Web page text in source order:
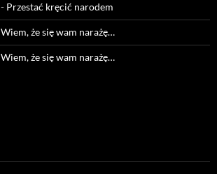
- Przestać kręcić narodem
Wiem, że się wam narażę…
Wiem, że się wam narażę…